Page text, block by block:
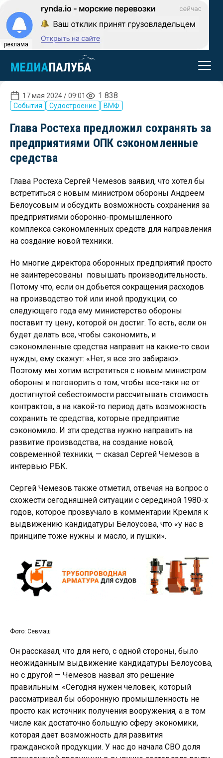
реклама
17 мая 2024 / 09:01 1 838
События Судостроение ВМФ
Глава Ростеха предложил сохранять за
предприятиями ОПК сэкономленные
средства
Глава Ростеха Сергей Чемезов заявил, что хотел бы
встретиться с новым министром обороны Андреем
Белоусовым и обсудить возможность сохранения за
предприятиями оборонно-промышленного
комплекса сэкономленных средств для направления
на создание новой техники.
Но многие директора оборонных предприятий просто
не заинтересованы повышать производительность.
Потому что, если он добьется сокращения расходов
на производство той или иной продукции, со
следующего года ему министерство обороны
поставит ту цену, которой он достиг. То есть, если он
будет делать все, чтобы сэкономить, и
сэкономленные средства направит на какие-то свои
нужды, ему скажут: «Нет, я все это забираю».
Поэтому мы хотим встретиться с новым министром
обороны и поговорить о том, чтобы все-таки не от
достигнутой себестоимости рассчитывать стоимость
контрактов, а на какой-то период дать возможность
сохранить те средства, которые предприятие
сэкономило. И эти средства нужно направить на
развитие производства, на создание новой,
современной техники, — сказал Сергей Чемезов в
интервью РБК.
Сергей Чемезов также отметил, отвечая на вопрос о
схожести сегодняшней ситуации с серединой 1980-х
годов, которое прозвучало в комментарии Кремля к
выдвижению кандидатуры Белоусова, что «у нас в
принципе тоже нужны и масло, и пушки».
Фото: Севмаш
Он рассказал, что для него, с одной стороны, было
неожиданным выдвижение кандидатуры Белоусова,
но с другой — Чемезов назвал это решение
правильным. «Сегодня нужен человек, который
рассматривал бы оборонную промышленность не
просто как источник получения вооружения, а в том
числе как достаточно большую сферу экономики,
которая дает возможность для развития
гражданской продукции. У нас до начала СВО доля